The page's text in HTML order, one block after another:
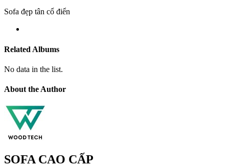
Sofa đẹp tân cổ điển
Related Albums
No data in the list.
About the Author
SOFA CAO CẤP